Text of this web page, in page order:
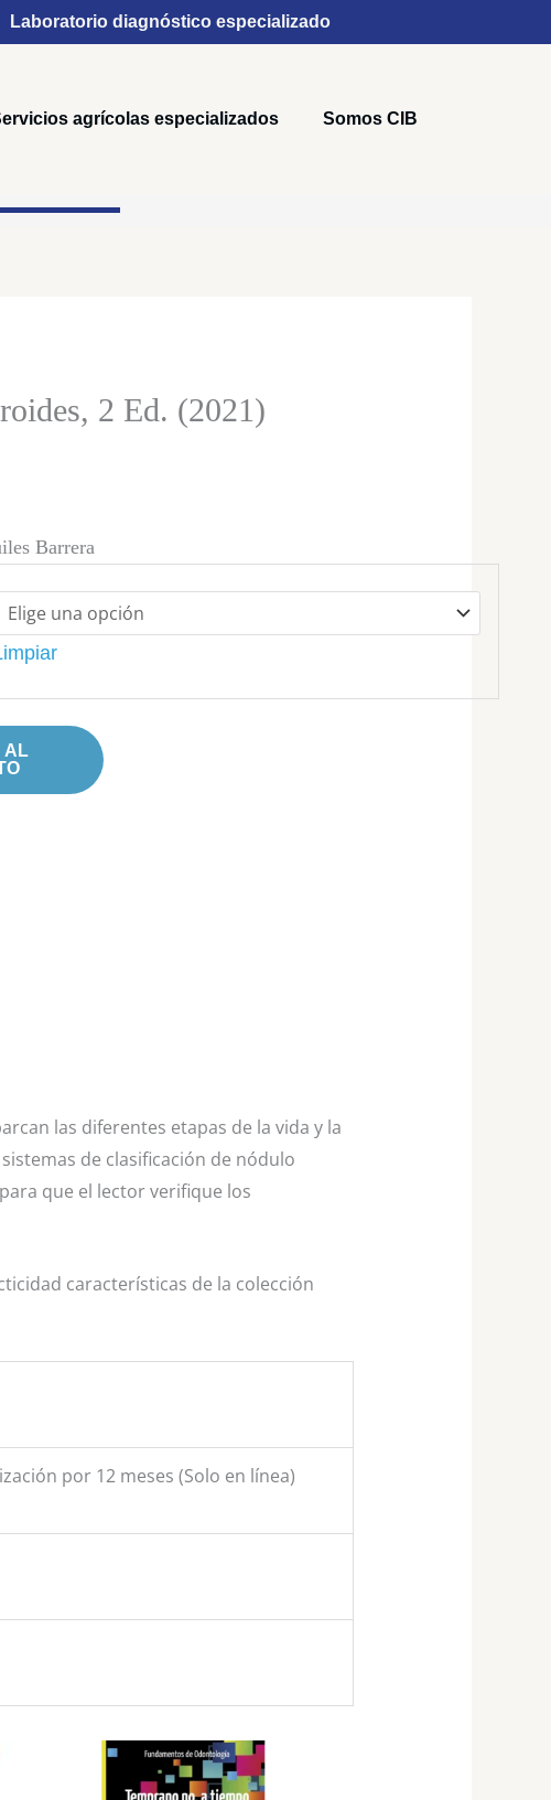
Laboratorio diagnóstico especializado
agrícolas especializados Somos CIB
2 Ed. (2021)
Barrera
AL
las diferentes etapas de la vida y la
de clasificación de nódulo
que el lector verifique los
características de la colección
por 12 meses (Solo en línea)